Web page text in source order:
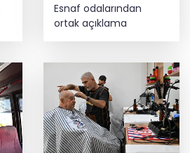
Esnaf odalarından
ortak açıklama